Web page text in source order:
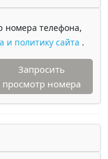
номера телефона,
и политику сайта .
Запросить
просмотр номера